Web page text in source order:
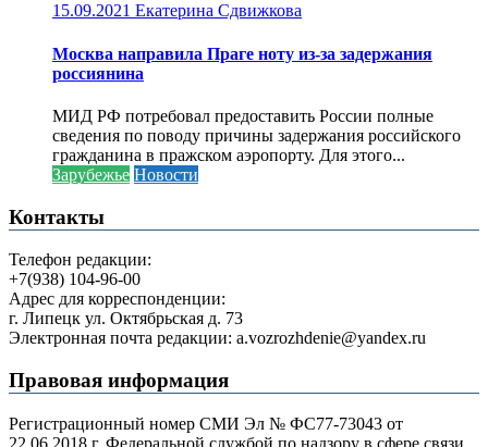
15.09.2021 Екатерина Сдвижкова
Москва направила Праге ноту из-за задержания
россиянина
МИД РФ потребовал предоставить России полные
сведения по поводу причины задержания российского
гражданина в пражском аэропорту. Для этого...
Зарубежье Новости
Контакты
Телефон редакции:
+7(938) 104-96-00
Адрес для корреспонденции:
г. Липецк ул. Октябрьская д. 73
Электронная почта редакции: a.vozrozhdenie@yandex.ru
Правовая информация
Регистрационный номер СМИ Эл № ФС77-73043 от
22.06.2018 г. Федеральной службой по надзору в сфере связи,